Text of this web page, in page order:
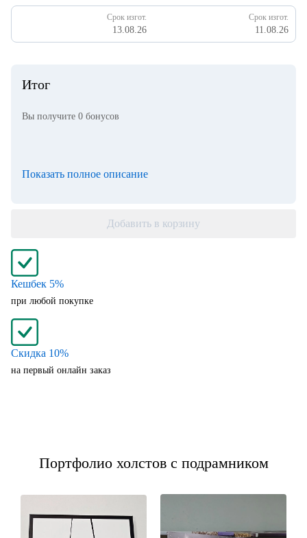
Срок изгот.
13.08.26
Срок изгот.
11.08.26
Итог
Вы получите 0 бонусов
Показать полное описание
Добавить в корзину
Кешбек 5%
при любой покупке
Скидка 10%
на первый онлайн заказ
Портфолио холстов с подрамником